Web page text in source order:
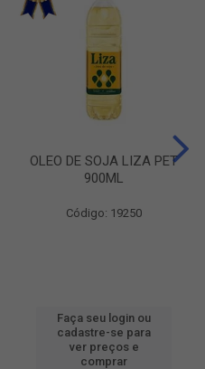
OLEO DE SOJA LIZA PET
900ML
Código: 19250
Faça seu login ou
cadastre-se para
ver preços e
comprar